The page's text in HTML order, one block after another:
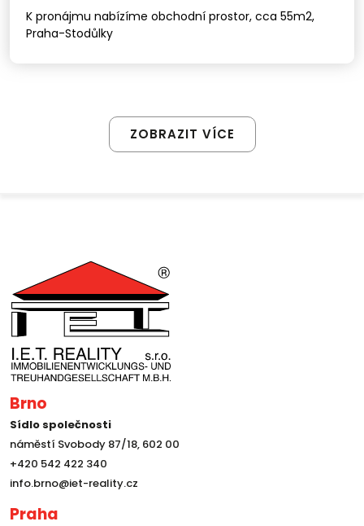
K pronájmu nabízíme obchodní prostor, cca 55m2,
Praha-Stodůlky
ZOBRAZIT VÍCE
Brno
Sídlo společnosti
náměstí Svobody 87/18, 602 00
+420 542 422 340
info.brno@iet-reality.cz
Praha